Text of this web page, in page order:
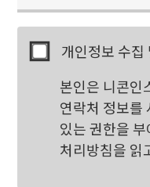
개인정보 수집
본인은 니콘인
연락처 정보를
있는 권한을
처리방침을 읽